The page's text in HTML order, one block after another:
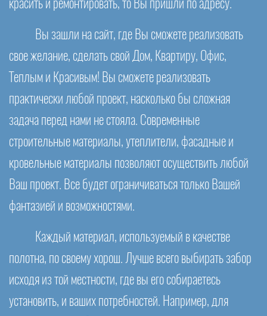
красить и ремонтировать, то Вы пришли по адресу.
Вы зашли на сайт, где Вы сможете реализовать
свое желание, сделать свой Дом, Квартиру, Офис,
Теплым и Красивым! Вы сможете реализовать
практически любой проект, насколько бы сложная
задача перед нами не стояла. Современные
строительные материалы, утеплители, фасадные и
кровельные материалы позволяют осуществить любой
Ваш проект. Все будет ограничиваться только Вашей
фантазией и возможностями.
Каждый материал, используемый в качестве
полотна, по своему хорош. Лучше всего выбирать забор
исходя из той местности, где вы его собираетесь
установить, и ваших потребностей. Например, для